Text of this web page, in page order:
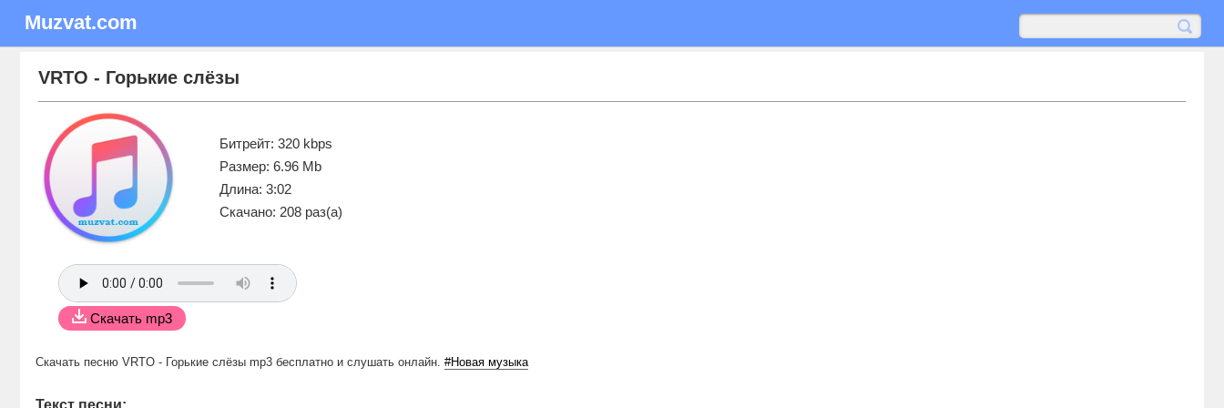
Muzvat.com
VRTO - Горькие слёзы
Битрейт: 320 kbps
Размер: 6.96 Mb
Длина: 3:02
Скачано: 208 раз(а)
Скачать mp3
Скачать песню VRTO - Горькие слёзы mp3 бесплатно и слушать онлайн. #Новая музыка
Текст песни: